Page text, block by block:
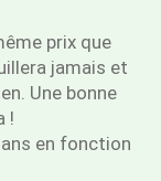
prix que
jamais et
Une bonne
!
en fonction